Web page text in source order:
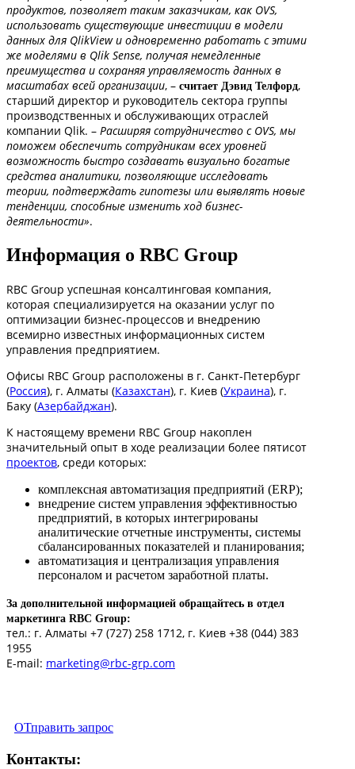
продуктов, позволяет таким заказчикам, как OVS,
использовать существующие инвестиции в модели
данных для QlikView и одновременно работать с этими
же моделями в Qlik Sense, получая немедленные
преимущества и сохраняя управляемость данных в
масштабах всей организации, – считает Дэвид Телфорд,
старший директор и руководитель сектора группы
производственных и обслуживающих отраслей
компании Qlik. – Расширяя сотрудничество с OVS, мы
поможем обеспечить сотрудникам всех уровней
возможность быстро создавать визуально богатые
средства аналитики, позволяющие исследовать
теории, подтверждать гипотезы или выявлять новые
тенденции, способные изменить ход бизнес-
деятельности».
Информация о RBC Group
RBC Group успешная консалтинговая компания,
которая специализируется на оказании услуг по
оптимизации бизнес-процессов и внедрению
всемирно известных информационных систем
управления предприятием.
Офисы RBC Group расположены в г. Санкт-Петербург
(Россия), г. Алматы (Казахстан), г. Киев (Украина), г.
Баку (Азербайджан).
К настоящему времени RBC Group накоплен
значительный опыт в ходе реализации более пятисот
проектов, среди которых:
комплексная автоматизация предприятий (ERP);
внедрение систем управления эффективностью
предприятий, в которых интегрированы
аналитические отчетные инструменты, системы
сбалансированных показателей и планирования;
автоматизация и централизация управления
персоналом и расчетом заработной платы.
За дополнительной информацией обращайтесь в отдел
маркетинга RBC Group:
тел.: г. Алматы +7 (727) 258 1712, г. Киев +38 (044) 383
1955
Е-mail: marketing@rbc-grp.com
ОТправить запрос
Контакты: